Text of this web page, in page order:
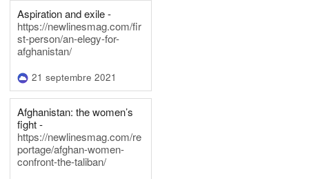
Aspiration and exile -
https://newlinesmag.com/fir
st-person/an-elegy-for-
afghanistan/
21 septembre 2021
Afghanistan: the women’s
fight -
https://newlinesmag.com/re
portage/afghan-women-
confront-the-taliban/